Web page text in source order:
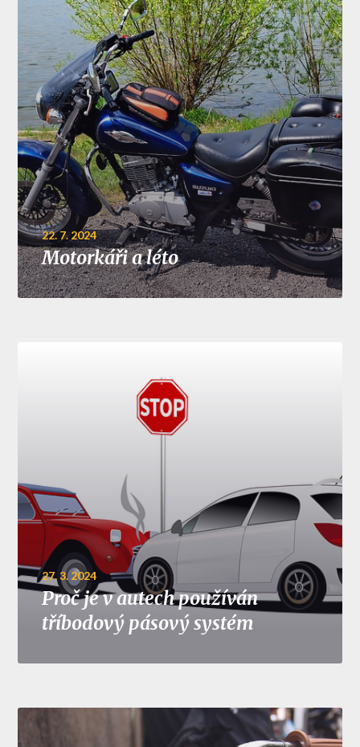
22. 7. 2024
Motorkáři a léto
27. 3. 2024
Proč je v autech používán
tříbodový pásový systém